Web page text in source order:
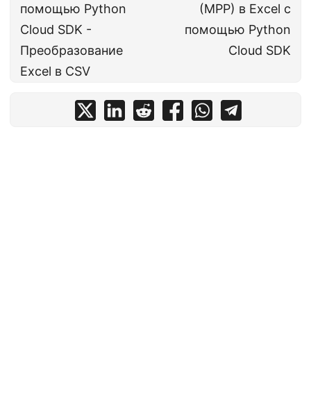
помощью Python
Cloud SDK -
Преобразование
Excel в CSV
(MPP) в Excel с
помощью Python
Cloud SDK